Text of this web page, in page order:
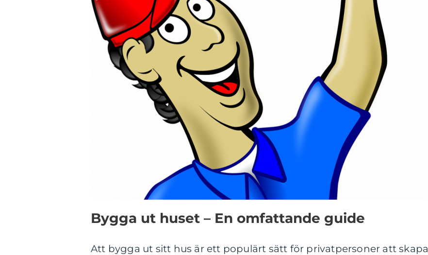
Bygga ut huset – En omfattande guide
Att bygga ut sitt hus är ett populärt sätt för privatpersoner att skapa